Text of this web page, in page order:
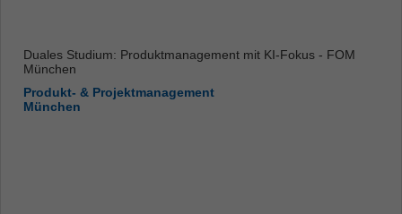
Duales Studium: Produktmanagement mit KI-Fokus - FOM
München
Produkt- & Projektmanagement
München